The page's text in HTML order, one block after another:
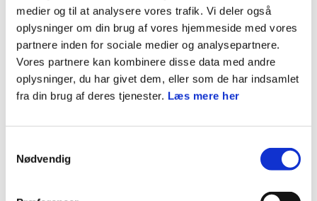
medier og til at analysere vores trafik. Vi deler også
oplysninger om din brug af vores hjemmeside med vores
partnere inden for sociale medier og analysepartnere.
Vores partnere kan kombinere disse data med andre
oplysninger, du har givet dem, eller som de har indsamlet
fra din brug af deres tjenester. Læs mere her
Nødvendig
Forslag til forløb
Forslag til forløb:
Møde 1:
ORIENTERINGSLØBER - MÆRKEBESKRIVELSE
Orienteringsløber - Aktiviteter